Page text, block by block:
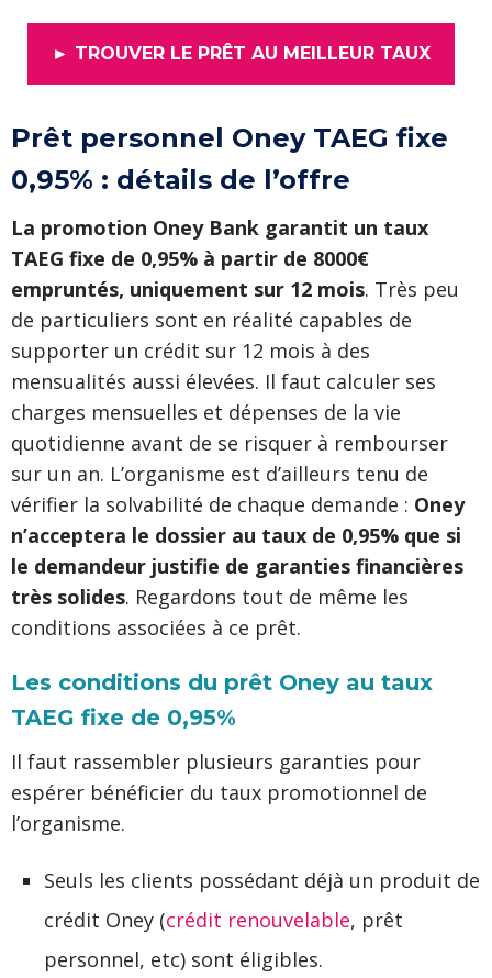
► TROUVER LE PRÊT AU MEILLEUR TAUX
Prêt personnel Oney TAEG fixe
0,95% : détails de l’offre
La promotion Oney Bank garantit un taux
TAEG fixe de 0,95% à partir de 8000€
empruntés, uniquement sur 12 mois. Très peu
de particuliers sont en réalité capables de
supporter un crédit sur 12 mois à des
mensualités aussi élevées. Il faut calculer ses
charges mensuelles et dépenses de la vie
quotidienne avant de se risquer à rembourser
sur un an. L’organisme est d’ailleurs tenu de
vérifier la solvabilité de chaque demande : Oney
n’acceptera le dossier au taux de 0,95% que si
le demandeur justifie de garanties financières
très solides. Regardons tout de même les
conditions associées à ce prêt.
Les conditions du prêt Oney au taux
TAEG fixe de 0,95%
Il faut rassembler plusieurs garanties pour
espérer bénéficier du taux promotionnel de
l’organisme.
Seuls les clients possédant déjà un produit de
crédit Oney (crédit renouvelable, prêt
personnel, etc) sont éligibles.